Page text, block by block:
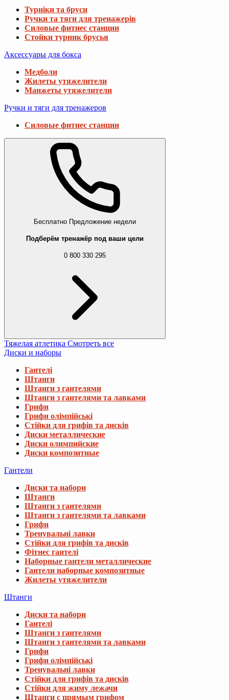
Турніки та бруси
Ручки та тяги для тренажерів
Силовые фитнес станции
Стойки турник брусья
Аксессуары для бокса
Медболи
Жилеты утяжелители
Манжеты утяжелители
Ручки и тяги для тренажеров
Силовые фитнес станции
Бесплатно Предложение недели
Подберём тренажёр под ваши цели
0 800 330 295
Тяжелая атлетика Смотреть все
Диски и наборы
Гантелі
Штанги
Штанги з гантелями
Штанги з гантелями та лавками
Грифи
Грифи олімпійські
Стійки для грифів та дисків
Диски металлические
Диски олимпийские
Диски композитные
Гантели
Диски та набори
Штанги
Штанги з гантелями
Штанги з гантелями та лавками
Грифи
Тренувальні лавки
Стійки для грифів та дисків
Фітнес гантелі
Наборные гантели металлические
Гантели наборные композитные
Жилеты утяжелители
Штанги
Диски та набори
Гантелі
Штанги з гантелями
Штанги з гантелями та лавками
Грифи
Грифи олімпійські
Тренувальні лавки
Стійки для грифів та дисків
Стійки для жиму лежачи
Штанги с прямым грифом